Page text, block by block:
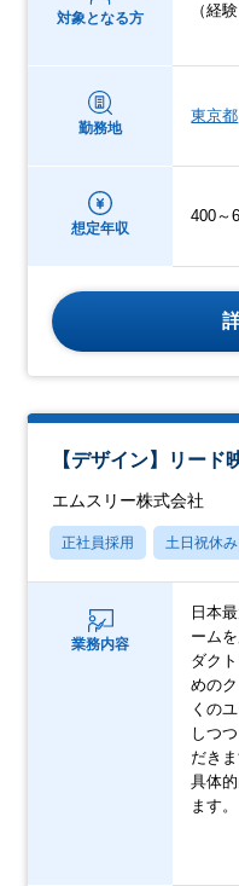
対象となる方
（経験
勤務地
東京都
想定年収
400～
【デザイン】リード
エムスリー株式会社
正社員採用 土日祝休み
業務内容
日本
ーム
ダク
めの
くの
しつ
だきま
具体
ます。